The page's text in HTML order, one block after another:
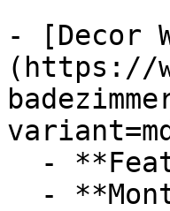
- [Decor
(https://